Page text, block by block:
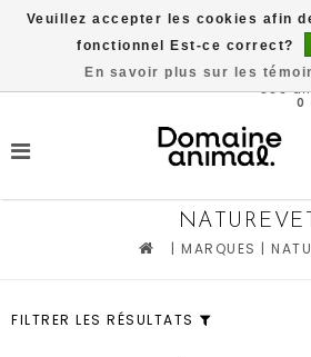
566
0
NATUREVET
| MARQUES |
FILTRER LES RÉSULTATS
Veuillez accepter les cookies afin
fonctionnel Est-ce correct?
En savoir plus sur les
Livraison gratuite à